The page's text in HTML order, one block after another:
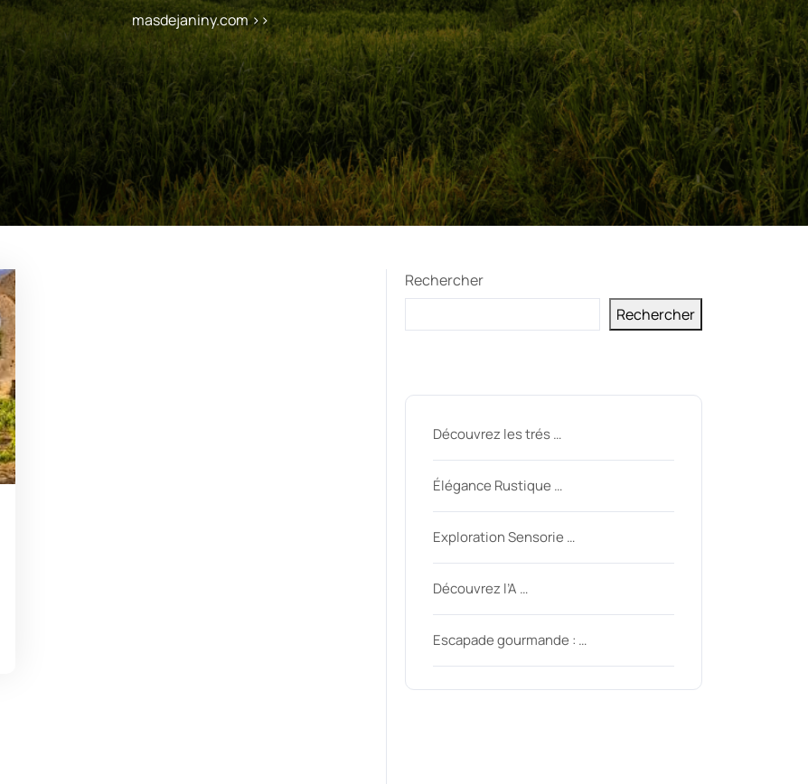
masdejaniny.com>>
Rechercher
Rechercher
Découvrez les trés …
Élégance Rustique …
Exploration Sensorie …
Découvrez l’A …
Escapade gourmande : …